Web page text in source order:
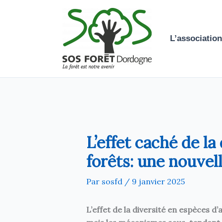
L’association
L’effet caché de
forêts: une
Par sosfd / 9 janvier 2025
L’effet de la diversité en espèces